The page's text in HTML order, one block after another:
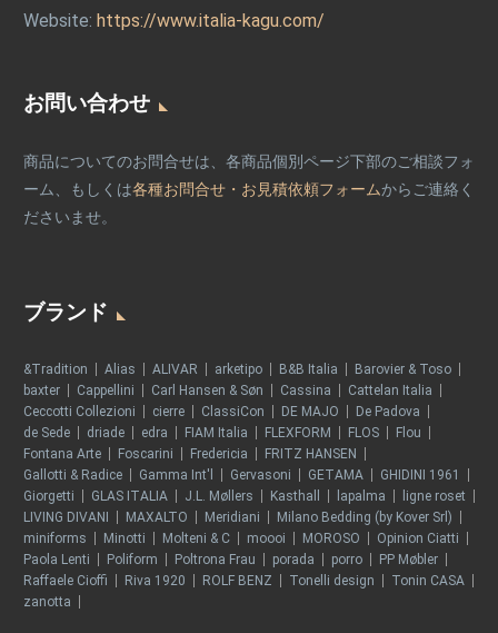
Website: https://www.italia-kagu.com/
お問い合わせ
商品についてのお問合せは、各商品個別ページ下部のご相談フォ
ーム、もしくは各種お問合せ・お見積依頼フォームからご連絡く
ださいませ。
ブランド
&Tradition Alias ALIVAR arketipo B&B Italia
Barovier & Toso
baxter
Cappellini Carl Hansen & Søn Cassina
Cattelan Italia
Ceccotti Collezioni
cierre ClassiCon DE MAJO
De Padova
de Sede
driade edra FIAM Italia FLEXFORM FLOS
Flou
Fontana Arte
Foscarini Fredericia
FRITZ HANSEN
Gallotti & Radice
Gamma Int'l Gervasoni GETAMA
GHIDINI 1961
Giorgetti
GLAS ITALIA J.L. Møllers Kasthall lapalma
ligne roset
LIVING DIVANI
MAXALTO Meridiani
Milano Bedding (by Kover Srl)
miniforms
Minotti Molteni & C moooi MOROSO
Opinion Ciatti
Paola Lenti
Poliform Poltrona Frau porada porro
PP Møbler
Raffaele Cioffi
Riva 1920 ROLF BENZ Tonelli design
Tonin CASA
zanotta